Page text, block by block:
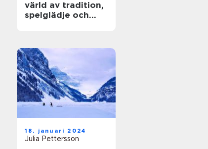
värld av tradition,
spelglädje och
18. januari 2024
Julia Pettersson